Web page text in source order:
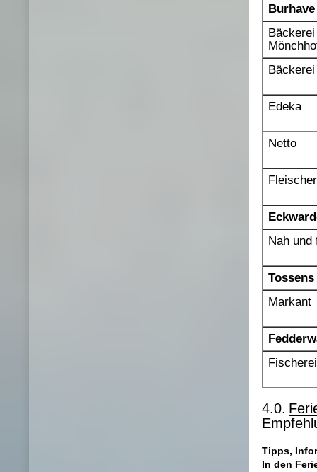
Burhave
Edeka
Netto
Nah und
Tossens
Markant
4.0.
Tipps,
In den